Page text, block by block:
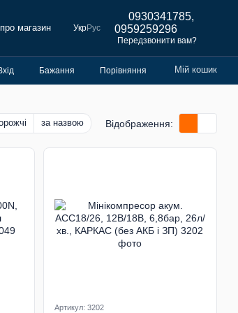
магазин УкрРус
0930341785,
0959259296
Передзвонити вам?
Бажання Порівняння Мій кошик
за назвою Відображення:
Артикул: 3202